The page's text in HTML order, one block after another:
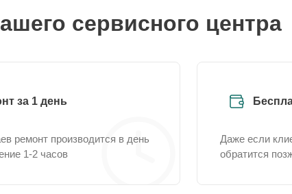
сервисного центра
за 1 день
ремонт производится в день
1-2 часов
Даже если
обратится